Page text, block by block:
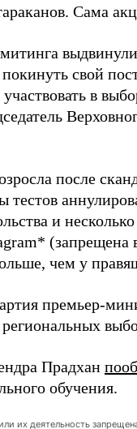
Сама
свой
в
после
тестов
и
чем у
премьер-
Прадхан
обучения.
их деятельность